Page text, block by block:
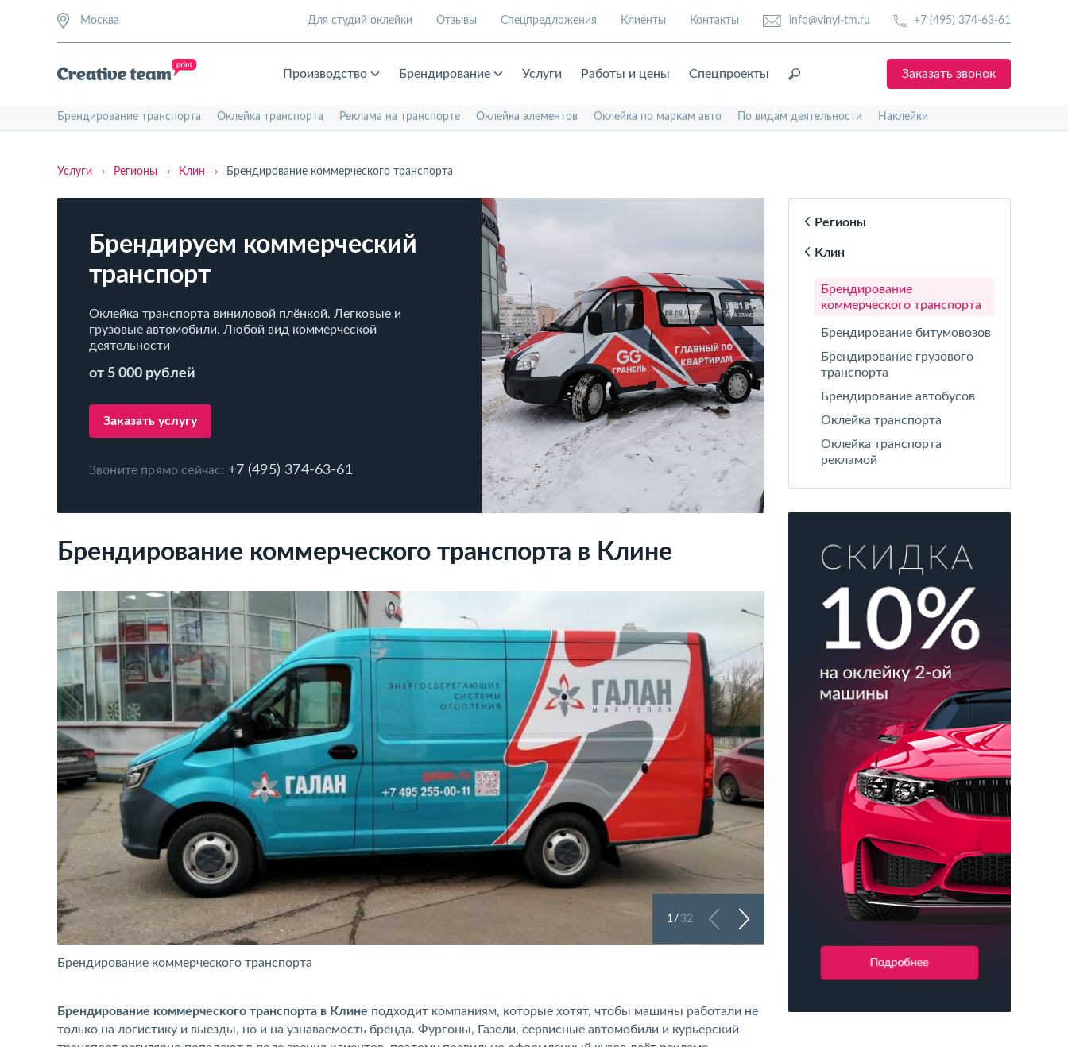
Москва Для студий оклейки Отзывы Спецпредложения Клиенты Контакты info@vinyl-tm.ru +7 (495) 374-63-61
Производство Брендирование Услуги Работы и цены Спецпроекты Заказать звонок
Брендирование транспорта Оклейка транспорта Реклама на транспорте Оклейка элементов Оклейка по маркам авто По видам деятельности Наклейки
Услуги › Регионы › Клин › Брендирование коммерческого транспорта
Брендируем коммерческий
транспорт
Оклейка транспорта виниловой плёнкой. Легковые и
грузовые автомобили. Любой вид коммерческой
деятельности
от 5 000 рублей
Заказать услугу
Звоните прямо сейчас: +7 (495) 374-63-61
Брендирование коммерческого транспорта в Клине
Брендирование коммерческого транспорта Брендирование коммерческого транспорта
1/32
Брендирование коммерческого транспорта в Клине подходит компаниям, которые хотят, чтобы машины работали не
только на логистику и выезды, но и на узнаваемость бренда. Фургоны, Газели, сервисные автомобили и курьерский
Регионы
Клин
Брендирование
коммерческого транспорта
Брендирование битумовозов
Брендирование грузового
транспорта
Брендирование автобусов
Оклейка транспорта
Оклейка транспорта
рекламой